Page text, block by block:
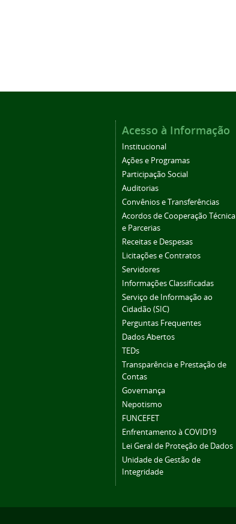
Acesso à Informação
Institucional
Ações e Programas
Participação Social
Auditorias
Convênios e Transferências
Acordos de Cooperação Técnica
e Parcerias
Receitas e Despesas
Licitações e Contratos
Servidores
Informações Classificadas
Serviço de Informação ao
Cidadão (SIC)
Perguntas Frequentes
Dados Abertos
TEDs
Transparência e Prestação de
Contas
Governança
Nepotismo
FUNCEFET
Enfrentamento à COVID19
Lei Geral de Proteção de Dados
Unidade de Gestão de
Integridade